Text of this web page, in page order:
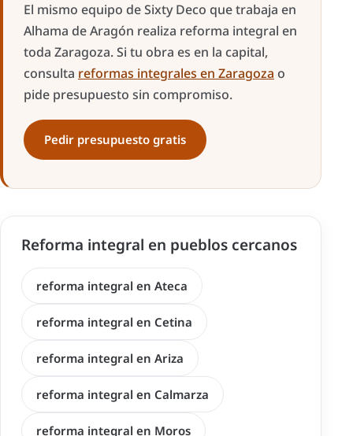
El mismo equipo de Sixty Deco que trabaja en
Alhama de Aragón realiza reforma integral en
toda Zaragoza. Si tu obra es en la capital,
consulta reformas integrales en Zaragoza o
pide presupuesto sin compromiso.
Pedir presupuesto gratis
Reforma integral en pueblos cercanos
reforma integral en Ateca
reforma integral en Cetina
reforma integral en Ariza
reforma integral en Calmarza
reforma integral en Moros